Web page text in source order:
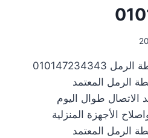
مركز صيانه ايديال محطة الرمل 010147234343
الرمل المعتمد
مواعيد الاتصال طوال اليوم
الأجهزة المنزلية
الرمل المعتمد